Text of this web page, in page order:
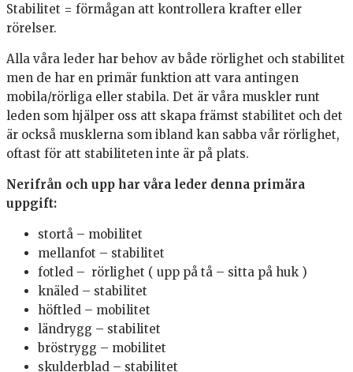
Stabilitet = förmågan att kontrollera krafter eller
rörelser.
Alla våra leder har behov av både rörlighet och stabilitet
men de har en primär funktion att vara antingen
mobila/rörliga eller stabila. Det är våra muskler runt
leden som hjälper oss att skapa främst stabilitet och det
är också musklerna som ibland kan sabba vår rörlighet,
oftast för att stabiliteten inte är på plats.
Nerifrån och upp har våra leder denna primära
uppgift:
stortå – mobilitet
mellanfot – stabilitet
fotled – rörlighet ( upp på tå – sitta på huk )
knäled – stabilitet
höftled – mobilitet
ländrygg – stabilitet
bröstrygg – mobilitet
skulderblad – stabilitet